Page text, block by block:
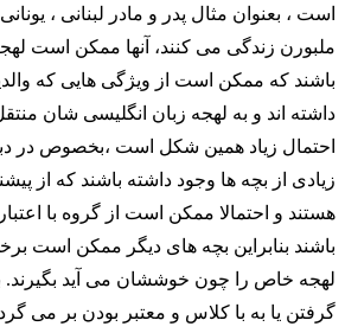
است ، بعنوان مثال پدر و مادر لبنانی ، یونانی
ملبورن زندگی می کنند، آنها ممکن است
باشند که ممکن است از ویژگی هایی که
داشته اند و به لهجه زبان انگلیسی شان
احتمال زیاد همین شکل است ،بخصوص در
زیادی از بچه ها وجود داشته باشند که از
هستند و احتمالا ممکن است از گروه با
باشند بنابراین بچه های دیگر ممکن است
لهجه خاص را چون خوششان می آید بگیرند.
گرفتن یا به با کلاس و معتبر بودن بر می